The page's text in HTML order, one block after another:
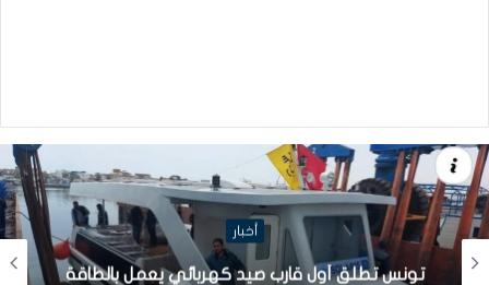
أخبار
تونس تطلق أول قارب صيد كهربائي يعمل بالطاقة